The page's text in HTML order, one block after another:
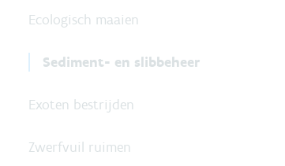
Ecologisch maaien
Sediment- en slibbeheer
Exoten bestrijden
Zwerfvuil ruimen